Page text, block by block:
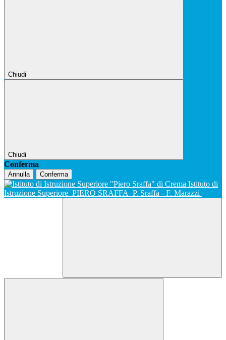
Chiudi
Chiudi
Conferma
Annulla Conferma
Istituto di
Istruzione Superiore PIERO SRAFFA P. Sraffa - F. Marazzi